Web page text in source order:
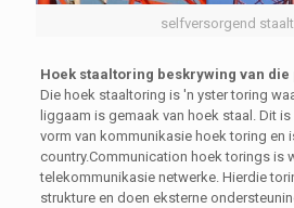
selfversorgend
Hoek staaltoring beskrywing van die
Die hoek staaltoring is 'n yster toring
liggaam is gemaak van hoek staal. Dit
vorm van kommunikasie hoek toring en
country.Communication hoek torings is
telekommunikasie netwerke. Hierdie
strukture en doen eksterne